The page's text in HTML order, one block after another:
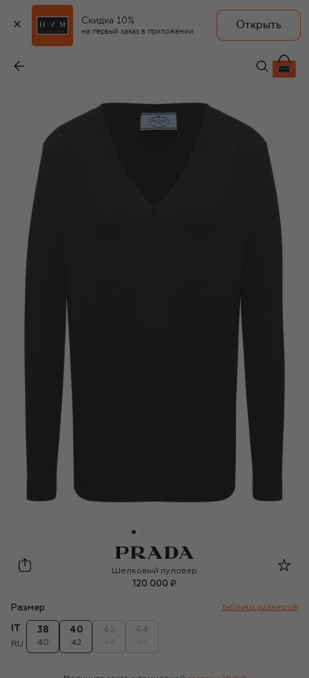
Скидка 10%
на первый заказ в приложении
Открыть
120 000 ₽
Prada
Шелковый пуловер
120 000 ₽
Размер Таблица размеров
RU
38
40
40
42